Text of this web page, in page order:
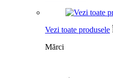
Vezi toate produsele
Mărci